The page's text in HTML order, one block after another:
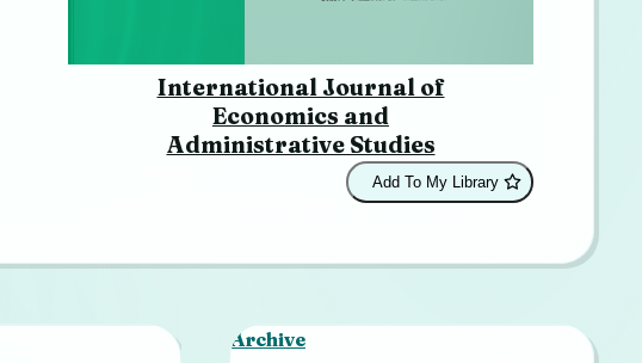
International Journal of
Economics and
Administrative Studies
Add To My Library
Archive